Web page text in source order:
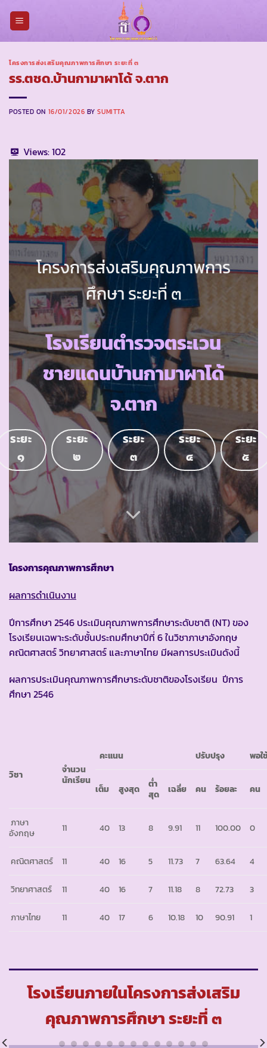
โครงการส่งเสริมคุณภาพการศึกษา ระยะที่ ๓
รร.ตชด.บ้านกามาผาโด้ จ.ตาก
POSTED ON 16/01/2026 BYSUMITTA
Views:102
โครงการส่งเสริมคุณภาพการ
ศึกษา ระยะที่ ๓
โรงเรียนตำรวจตระเวน
ชายแดนบ้านกามาผาโด้
จ.ตาก
ระยะ
๑
ระยะ
๒
ระยะ
๓
ระยะ
๔
ระยะ
๕
โครงการคุณภาพการศึกษา
ผลการดำเนินงาน
ปีการศึกษา 2546 ประเมินคุณภาพการศึกษาระดับชาติ (NT) ของ
โรงเรียนเฉพาะระดับชั้นประถมศึกษาปีที่ 6 ในวิชาภาษาอังกฤษ
คณิตศาสตร์ วิทยาศาสตร์ และภาษาไทย มีผลการประเมินดังนี้
ผลการประเมินคุณภาพการศึกษาระดับชาติของโรงเรียน ปีการ
ศึกษา 2546
วิชา
จำนวน
นักเรียน
คะแนน ปรับปรุง พอใ
เต็ม สูงสุด
ต่ำ
สุด
เฉลี่ย คน ร้อยละ คน
ภาษา
อังกฤษ
11 40 13 8 9.91 11 100.00 0
คณิตศาสตร์ 11 40 16 5 11.73 7 63.64 4
วิทยาศาสตร์ 11 40 16 7 11.18 8 72.73 3
ภาษาไทย 11 40 17 6 10.18 10 90.91 1
โรงเรียนภายในโครงการส่งเสริม
คุณภาพการศึกษา ระยะที่ ๓